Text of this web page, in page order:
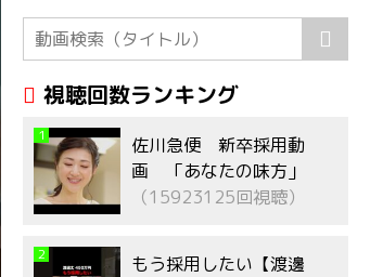
視聴回数ランキング
1
佐川急便 新卒採用動
画 「あなたの味方」
（15923125回視聴）
2
もう採用したい【渡邊